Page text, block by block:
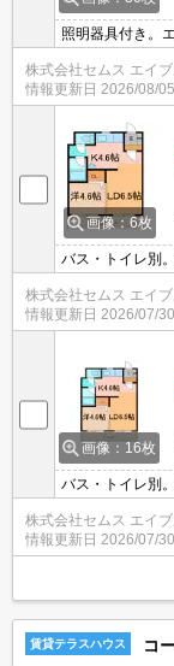
照明器具付き。
株式会社セムス エイ
情報更新日 2026/08/05
画像：6枚
バス・トイレ別
株式会社セムス エイ
情報更新日 2026/07/30
画像：16枚
バス・トイレ別
株式会社セムス エイ
情報更新日 2026/07/30
賃貸テラスハウス コ